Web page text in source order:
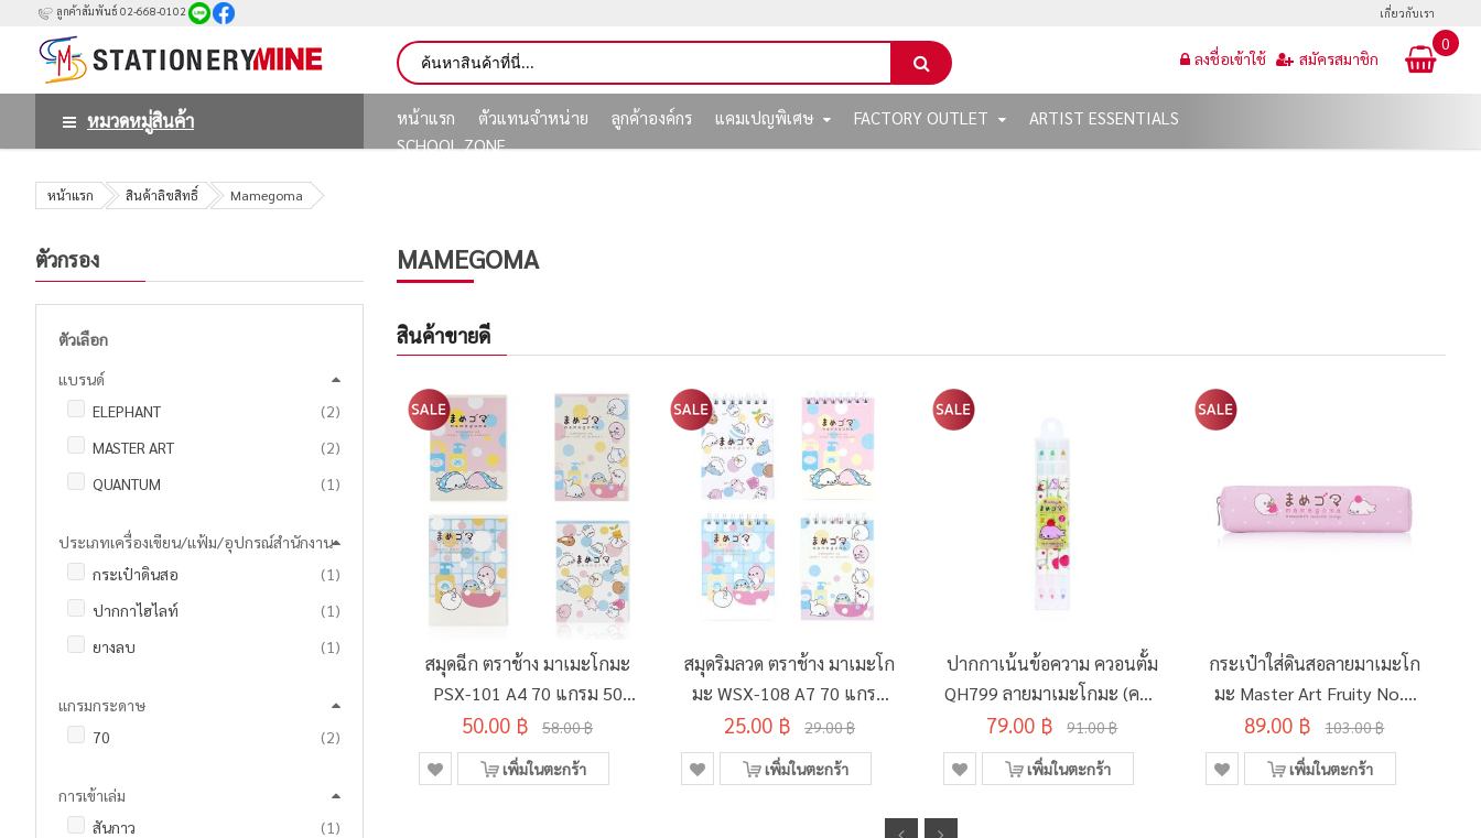
ลูกค้าสัมพันธ์ 02-668-0102 เกี่ยวกับเรา
0
ลงชื่อเข้าใช้ สมัครสมาชิก
หมวดหมู่สินค้า หน้าแรก ตัวแทนจำหน่าย ลูกค้าองค์กร แคมเปญพิเศษ FACTORY OUTLET
ARTIST ESSENTIALS
SCHOOL ZONE
หน้าแรก สินค้าลิขสิทธิ์ Mamegoma
MAMEGOMA
สินค้าขายดี
สมุดฉีก ตราช้าง มาเมะโกมะ
PSX-101 A4 70 แกรม 50
แผ่น คละลาย
50.00 ฿ 58.00 ฿
เพิ่มในตะกร้า
สมุดริมลวด ตราช้าง มาเมะโก
มะ WSX-108 A7 70 แกรม
50 แผ่น คละลาย
25.00 ฿ 29.00 ฿
เพิ่มในตะกร้า
ปากกาเน้นข้อความ ควอนตั้ม
QH799 ลายมาเมะโกมะ (คละ
สี 3 แท่ง)
79.00 ฿ 91.00 ฿
เพิ่มในตะกร้า
กระเป๋าใส่ดินสอลายมาเมะโก
มะ Master Art Fruity No.2
(คละลาย)
89.00 ฿ 103.00 ฿
เพิ่มในตะกร้า
ตัวกรอง
ตัวเลือก
แบรนด์
ELEPHANT
2รายการ
MASTER ART
2รายการ
QUANTUM
1 ชิ้น
ประเภทเครื่องเขียน/แฟ้ม/อุปกรณ์สำนักงาน
กระเป๋าดินสอ
1 ชิ้น
ปากกาไฮไลท์
1 ชิ้น
ยางลบ
1 ชิ้น
แกรมกระดาษ
70
2รายการ
การเข้าเล่ม
สันกาว
1 ชิ้น